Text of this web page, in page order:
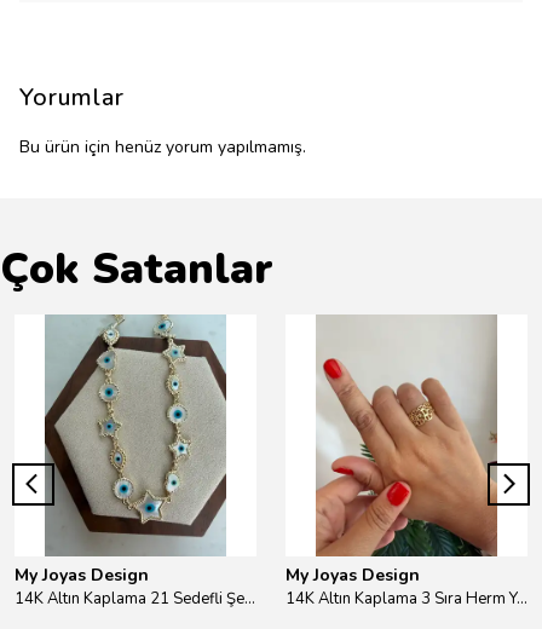
Yorumlar
Bu ürün için henüz yorum yapılmamış.
Çok Satanlar
My Joyas Design
14K Altın Kaplama 21 Sedefli Şekiller Kolye 46cm
My Joyas Design
14K Altın Kaplama 3 Sıra Herm Yüzük Gold